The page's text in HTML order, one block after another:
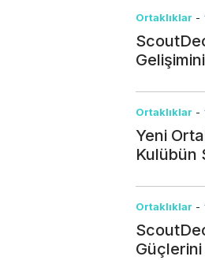
Ortaklıklar -
Ortaklıklar -
Yeni
Kulübün
Ortaklıklar -